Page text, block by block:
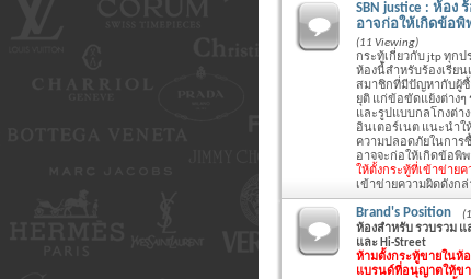
SBN justice : ห้อ
อาจก่อให้เกิดข้อพิ
(11 Viewing)
กระทู้เกี่ยวกับ jtp ทุกป
ห้องนี้สำหรับร้องเรีย
สมาชิกที่มีปัญหากับผู้ซื้
ยุติ แก่ข้อขัดแย้งต่างๆ
และรูปแบบกลโกงต่า
อินเตอร์เนต แนะนำ
ความปลอดภัยในการ
อาจจะก่อให้เกิดข้อพิ
ให้ตั้งกระทู้ที่เข้าข่าย
เข้าข่ายความผิดดังก
Brand's Position
ห้องสำหรับ รวบรวม แ
และ Hi-Street
ห้ามตั้งกระทู้ขายในห้
แบรนด์ที่อนุญาตให้ขา